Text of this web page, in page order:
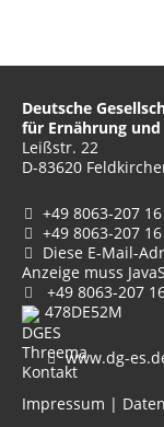
Deutsche
für Ernährung
Leißstr. 22
D-83620
+49 8063-207
+49 8063-207 16
Diese E-Mail-
Anzeige muss
+49 8063-207
478DE52M
www.dg-
Impressum |